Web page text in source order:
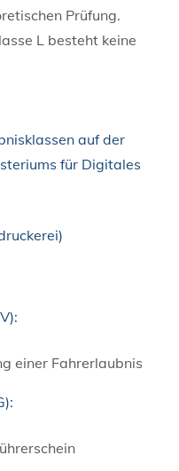
Prüfung.
L besteht keine
auf der
für Digitales
einer Fahrerlaubnis